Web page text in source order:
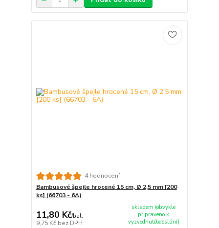
4 hodnocení
Bambusové špejle hrocené 15 cm, Ø 2,5 mm [200
ks] (66703 - 6A)
11,80 Kč/bal.
9,75 Kč bez DPH
skladem (obvykle
připraveno k
vyzvednutí/odeslání)